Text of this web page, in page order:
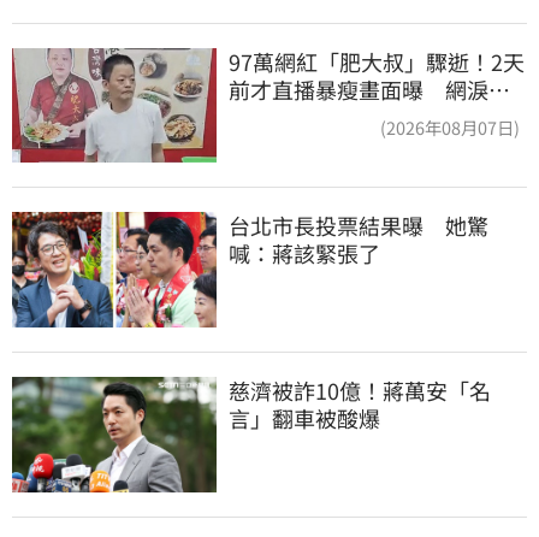
97萬網紅「肥大叔」驟逝！2天
前才直播暴瘦畫面曝 網淚
(2026年08月07日)
台北市長投票結果曝　她驚
喊：蔣該緊張了
慈濟被詐10億！蔣萬安「名
言」翻車被酸爆